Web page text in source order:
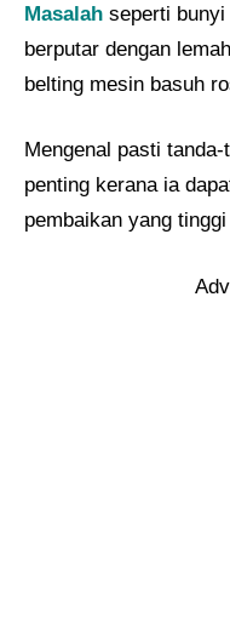
Masalah seperti
berputar dengan
belting mesin basuh
Mengenal pasti
penting kerana ia
pembaikan yang